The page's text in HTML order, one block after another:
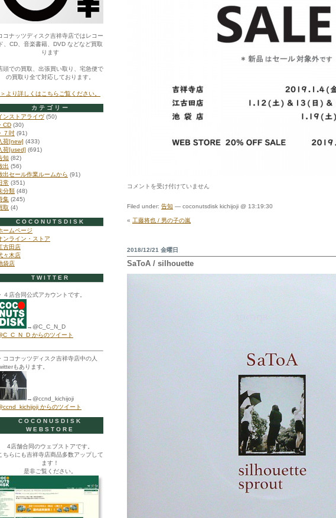
NEW
2019
は
コメントを受け付けていません
Filed under: 告知 — coconutsdisk kichijoji @ 13:19:30
« 工藤将也 / 男の子の嵐
2018/12/21 金曜日
SaToA / silhouette
コナッツディスク吉祥寺店ではレコー
ド、CD、音楽書籍、DVD などなど買取
ります
頭での買取、出張買い取り、宅急便で
の買取り全て対応しております。
＞より詳しくはこちらご覧ください。
カテゴリー
ンストアライヴ(50)
・CD (30)
・７吋 (91)
荷[new] (433)
荷[used] (691)
知 (82)
出 (56)
出セール作業ルームから (91)
常 (351)
分類 (48)
集 (245)
取 (4)
COCONUTSDISK
ームページ
ンライン・ストア
古田店
々木店
袋店
TWITTER
・４店合同公式アカウントです。
→@C_C_N_D
からのツイート
・ココナッツディスク吉祥寺店中の人
もあります。
→@ccnd_kichijoji
からのツイート
COCONUSDISK
WEBSTORE
4店舗合同のウェブストアです。
ちらにも吉祥寺店商品多数アップして
ます！
是非ご覧ください。